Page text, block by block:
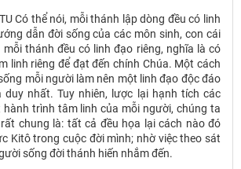
Có thể nói, mỗi thánh lập dòng đều có linh
dẫn đời sống của các môn sinh, con cái
mỗi thánh đều có linh đạo riêng, nghĩa là có
linh riêng để đạt đến chính Chúa. Một cách
mỗi người làm nên một linh đạo độc đáo
nhất. Tuy nhiên, lược lại hạnh tích các
trình tâm linh của mỗi người, chúng ta
chung là: tất cả đều họa lại cách nào đó
Kitô trong cuộc đời mình; nhờ việc theo sát
sống đời thánh hiến nhắm đến.